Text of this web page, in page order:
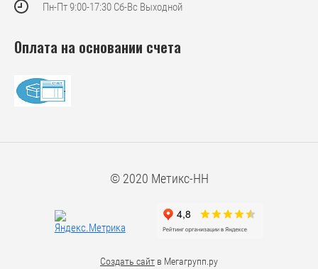
Пн-Пт 9:00-17:30 Сб-Вс Выходной
Оплата на основании счета
© 2020 Метикс-НН
Создать сайт в Мегагрупп.ру